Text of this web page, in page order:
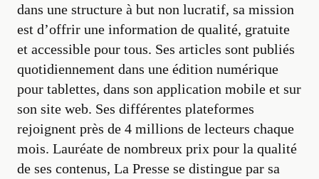
dans une structure à but non lucratif, sa mission
est d’offrir une information de qualité, gratuite
et accessible pour tous. Ses articles sont publiés
quotidiennement dans une édition numérique
pour tablettes, dans son application mobile et sur
son site web. Ses différentes plateformes
rejoignent près de 4 millions de lecteurs chaque
mois. Lauréate de nombreux prix pour la qualité
de ses contenus, La Presse se distingue par sa